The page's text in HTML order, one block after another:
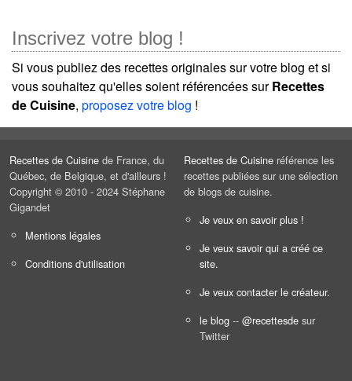
Inscrivez votre blog !
Si vous publiez des recettes originales sur votre blog et si
vous souhaitez qu'elles soient référencées surRecettes
de Cuisine, proposez votre blog !
Recettes de Cuisine de France, du
Québec, de Belgique, et d'ailleurs !
Copyright © 2010 - 2024 Stéphane
Gigandet
Mentions légales
Conditions d'utilisation
Recettes de Cuisine référence les
recettes publiées sur une sélection
de blogs de cuisine.
Je veux en savoir plus !
Je veux savoir qui a créé ce
site.
Je veux contacter le créateur.
le blog -- @recettesde sur
Twitter